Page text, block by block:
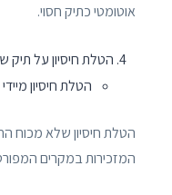
אוטומטי כתיק חסוי.
הטלת חיסיון על תיק
הטלת חיסיון
הטלת חיסיון שלא מכוח
המזכירות במקרים